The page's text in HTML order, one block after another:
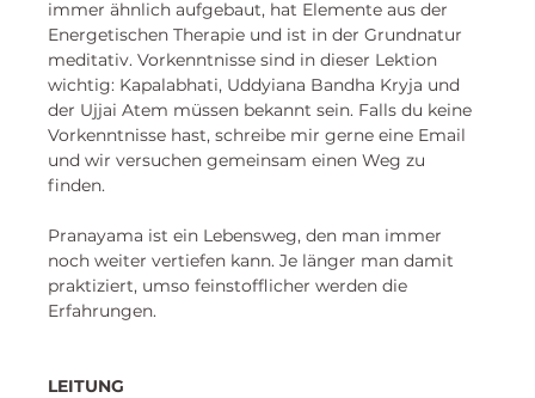
immer ähnlich aufgebaut, hat Elemente aus der
Energetischen Therapie und ist in der Grundnatur
meditativ. Vorkenntnisse sind in dieser Lektion
wichtig: Kapalabhati, Uddyiana Bandha Kryja und
der Ujjai Atem müssen bekannt sein. Falls du keine
Vorkenntnisse hast, schreibe mir gerne eine Email
und wir versuchen gemeinsam einen Weg zu
finden.
Pranayama ist ein Lebensweg, den man immer
noch weiter vertiefen kann. Je länger man damit
praktiziert, umso feinstofflicher werden die
Erfahrungen.
LEITUNG